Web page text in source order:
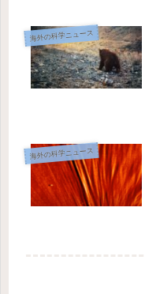
海外の科学ニュース
海外の科学ニュース